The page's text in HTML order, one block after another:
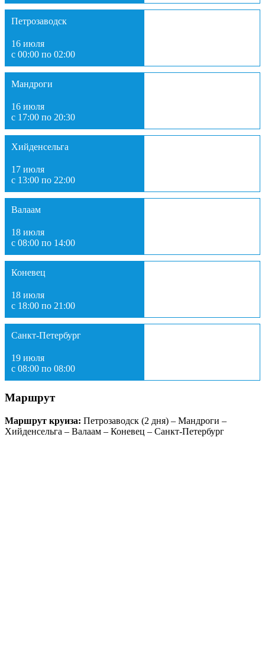
Петрозаводск
16 июля
с 00:00 по 02:00
Мандроги
16 июля
с 17:00 по 20:30
Хийденсельга
17 июля
с 13:00 по 22:00
Валаам
18 июля
с 08:00 по 14:00
Коневец
18 июля
с 18:00 по 21:00
Санкт-Петербург
19 июля
с 08:00 по 08:00
Маршрут
Маршрут круиза: Петрозаводск (2 дня) – Мандроги –
Хийденсельга – Валаам – Коневец – Санкт-Петербург